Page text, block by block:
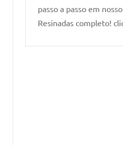
passo a passo em
Resinadas completo!